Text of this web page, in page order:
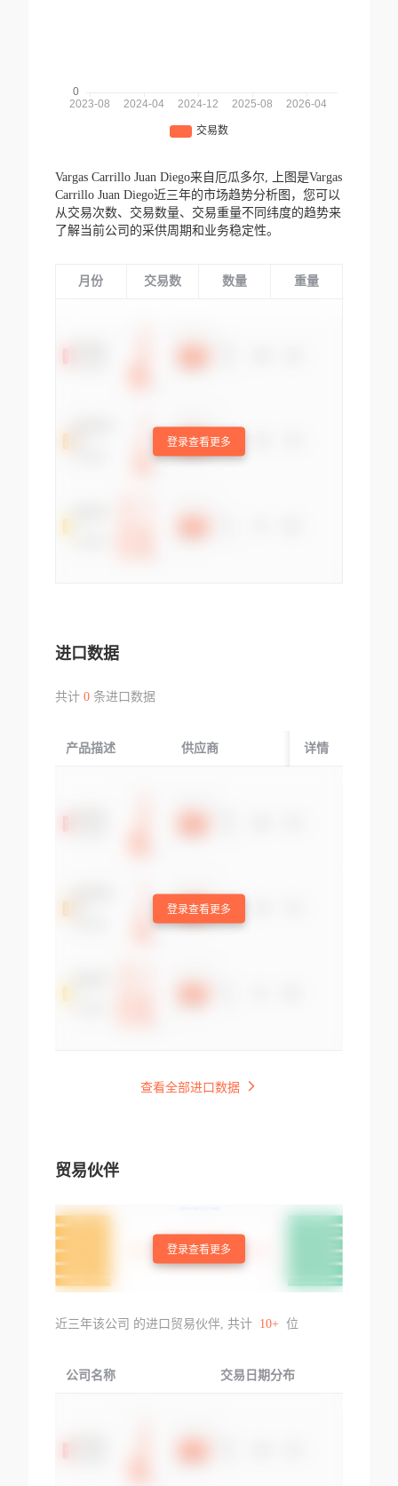
Vargas Carrillo Juan Diego来自厄瓜多尔,
上图是Vargas
Carrillo Juan Diego近三年的市场趋势分析图，您可以
从交易次数、交易数量、交易重量不同纬度的趋势来
了解当前公司的采供周期和业务稳定性。
月份 交易数 数量 重量
登录查看更多
进口数据
共计 0条进口数据
产品描述 供应商 起运国/地区
详情
登录查看更多
查看全部进口数据
贸易伙伴
登录查看更多
近三年该公司 的进口贸易伙伴, 共计 10+ 位
公司名称 交易日期分布